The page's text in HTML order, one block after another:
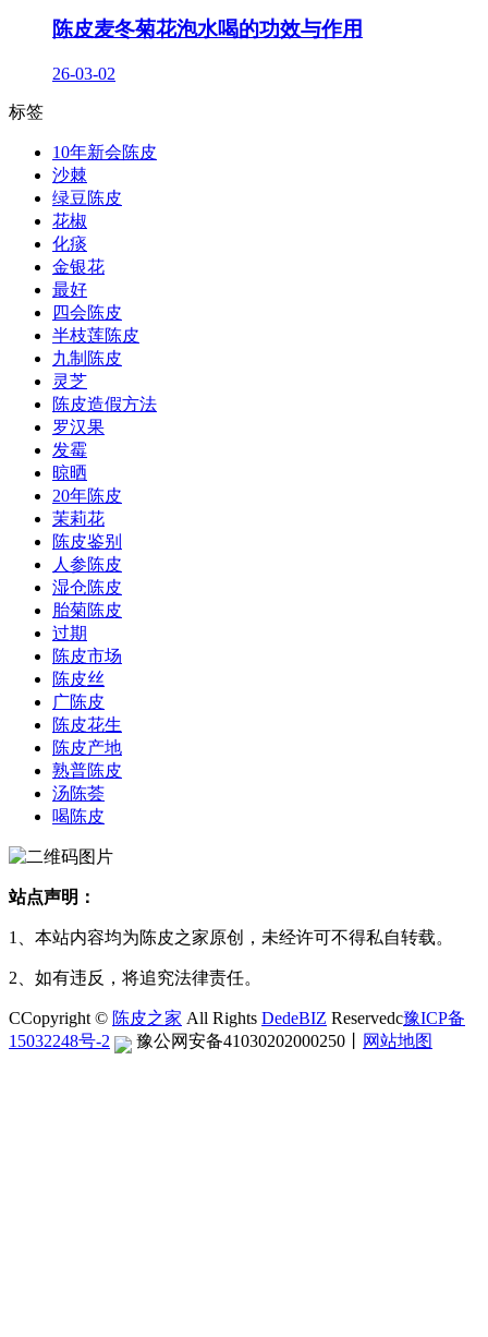
陈皮麦冬菊花泡水喝的功效与作用
26-03-02
标签
10年新会陈皮
沙棘
绿豆陈皮
花椒
化痰
金银花
最好
四会陈皮
半枝莲陈皮
九制陈皮
灵芝
陈皮造假方法
罗汉果
发霉
晾晒
20年陈皮
茉莉花
陈皮鉴别
人参陈皮
湿仓陈皮
胎菊陈皮
过期
陈皮市场
陈皮丝
广陈皮
陈皮花生
陈皮产地
熟普陈皮
汤陈荟
喝陈皮
站点声明：
1、本站内容均为陈皮之家原创，未经许可不得私自转载。
2、如有违反，将追究法律责任。
CCopyright © 陈皮之家 All Rights DedeBIZ Reservedc豫ICP备
15032248号-2
豫公网安备41030202000250 网站地图